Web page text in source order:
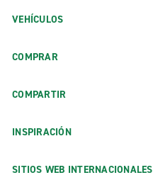
VEHÍCULOS
COMPRAR
COMPARTIR
INSPIRACIÓN
SITIOS WEB INTERNACIONALES